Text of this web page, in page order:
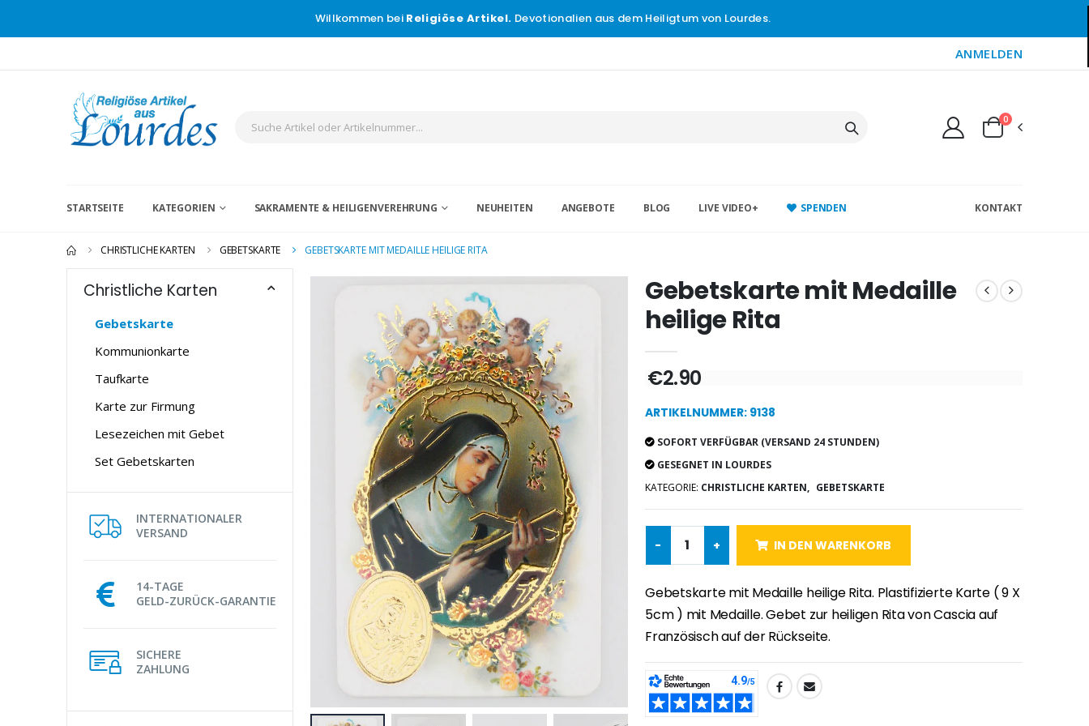
Willkommen bei Religiöse Artikel. Devotionalien aus dem Heiligtum von Lourdes.
ANMELDEN
0
STARTSEITE KATEGORIEN SAKRAMENTE & HEILIGENVEREHRUNG NEUHEITEN ANGEBOTE BLOG LIVE VIDEO+ SPENDEN KONTAKT
CHRISTLICHE KARTEN GEBETSKARTE GEBETSKARTE MIT MEDAILLE HEILIGE RITA
Christliche Karten
Gebetskarte
Kommunionkarte
Taufkarte
Karte zur Firmung
Lesezeichen mit Gebet
Set Gebetskarten
INTERNATIONALER
VERSAND
14-TAGE
GELD-ZURÜCK-GARANTIE
SICHERE
ZAHLUNG
Gebetskarte mit Medaille
heilige Rita
€2.90
ARTIKELNUMMER: 9138
SOFORT VERFÜGBAR (VERSAND 24 STUNDEN)
GESEGNET IN LOURDES
KATEGORIE: CHRISTLICHE KARTEN, GEBETSKARTE
- + IN DEN WARENKORB
Gebetskarte mit Medaille heilige Rita. Plastifizierte Karte ( 9 X
5cm ) mit Medaille. Gebet zur heiligen Rita von Cascia auf
Französisch auf der Rückseite.
TEILEN: